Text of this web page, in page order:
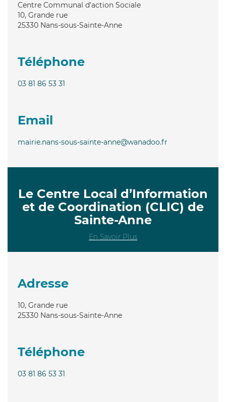
Centre Communal d'action Sociale
10, Grande rue
25330 Nans-sous-Sainte-Anne
Téléphone
03 81 86 53 31
Email
mairie.nans-sous-sainte-anne@wanadoo.fr
Le Centre Local d’Information
et de Coordination (CLIC) de
Sainte-Anne
En Savoir Plus
Adresse
10, Grande rue
25330 Nans-sous-Sainte-Anne
Téléphone
03 81 86 53 31